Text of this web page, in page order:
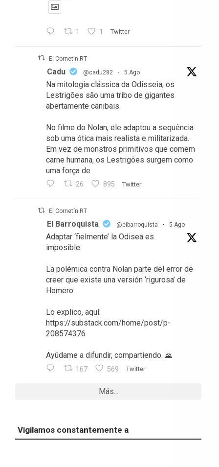
1 1 Twitter
El Cornetín RT
Cadu @cadu282 · 5 Ago
Na mitologia clássica da Odisseia, os
Lestrigões são uma tribo de gigantes
abertamente canibais.
No filme do Nolan, ele adaptou a sequência
sob uma ótica mais realista e militarizada.
Em vez de monstros primitivos que comem
carne humana, os Lestrigões surgem como
uma força de
26 895 Twitter
El Cornetín RT
El Barroquista @elbarroquista · 5 Ago
Adaptar ‘fielmente’ la Odisea es
imposible.
La polémica contra Nolan parte del error de
creer que existe una versión ‘rigurosa’ de
Homero.
Lo explico, aquí:
https://substack.com/home/post/p-
208574376
Ayúdame a difundir, compartiendo. 🙏
167 569 Twitter
Más...
Vigilamos constantemente a